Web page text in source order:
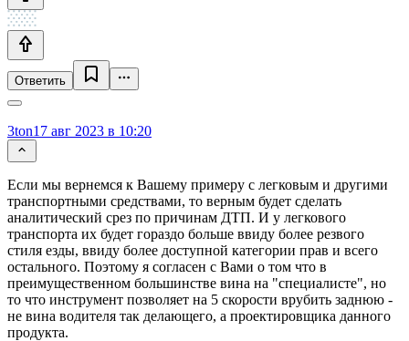
Ответить
3ton17 авг 2023 в 10:20
Если мы вернемся к Вашему примеру с легковым и другими
транспортными средствами, то верным будет сделать
аналитический срез по причинам ДТП. И у легкового
транспорта их будет гораздо больше ввиду более резвого
стиля езды, ввиду более доступной категории прав и всего
остального. Поэтому я согласен с Вами о том что в
преимущественном большинстве вина на "специалисте", но
то что инструмент позволяет на 5 скорости врубить заднюю -
не вина водителя так делающего, а проектировщика данного
продукта.